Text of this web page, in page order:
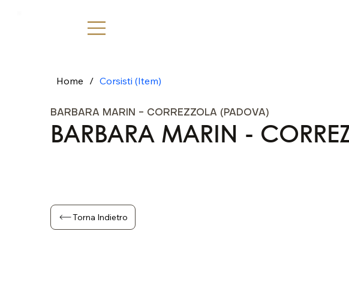
Home / Corsisti (Item)
BARBARA MARIN - CORREZZOLA (PADOVA)
BARBARA MARIN -
Torna Indietro